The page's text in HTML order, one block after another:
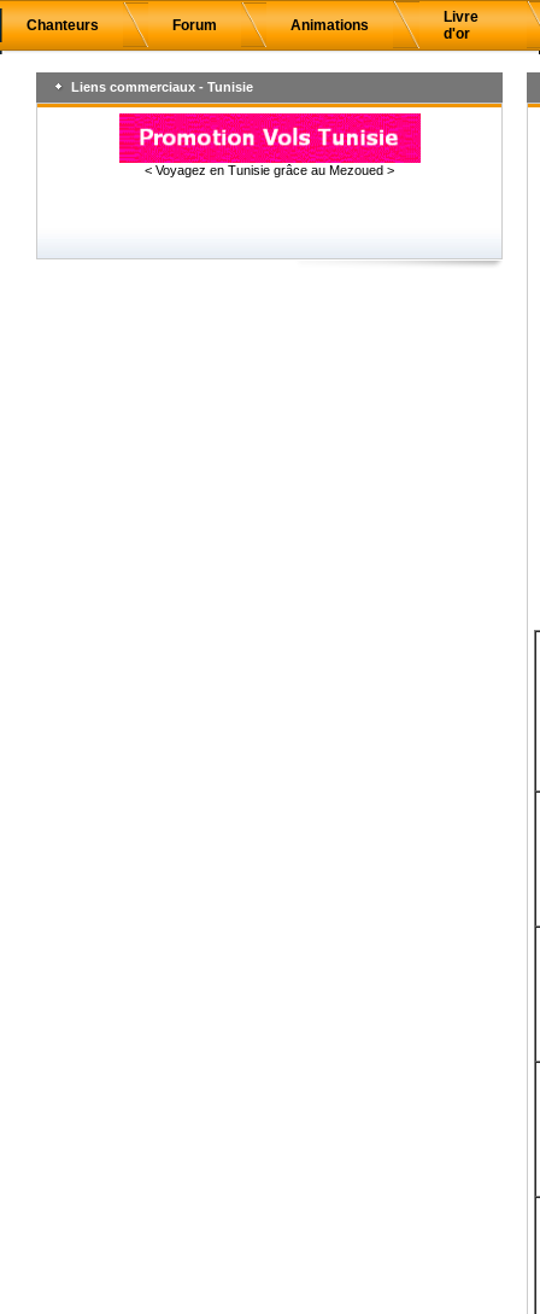
Chanteurs Forum Animations
Livre
d'or
Liens commerciaux - Tunisie
< Voyagez en Tunisie grâce au Mezoued >